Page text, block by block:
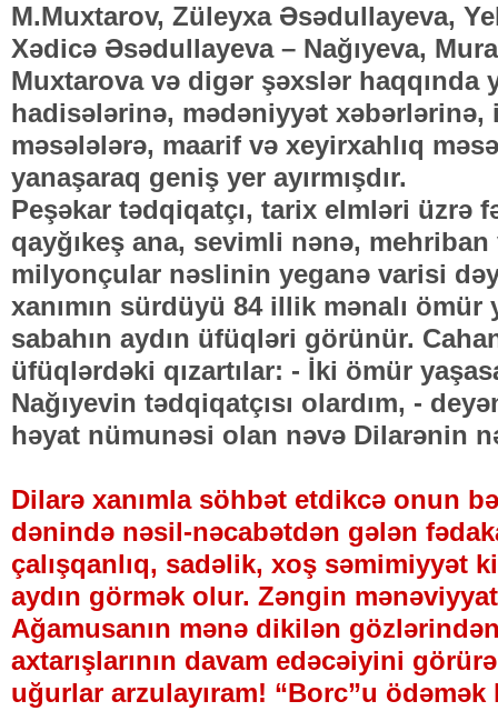
M.Muxtarov, Züleyxa Əsədullayeva,
Xədicə Əsədullayeva – Nağıyeva,
Muxtarova və digər şəxslər haqqında
hadisələrinə, mədəniyyət xəbərlərinə,
məsələlərə, maarif və xeyirxahlıq
yanaşaraq geniş yer ayırmışdır.
Peşəkar tədqiqatçı, tarix elmləri üzrə
qayğıkeş ana, sevimli nənə,
milyonçular nəslinin yeganə varisi
xanımın sürdüyü 84 illik mənalı
sabahın aydın üfüqləri görünür.
üfüqlərdəki qızartılar: - İki ömür
Nağıyevin tədqiqatçısı olardım, -
həyat nümunəsi olan nəvə Dilarənin
Dilarə xanımla söhbət etdikcə onun
dənində nəsil-nəcabətdən gələn
çalışqanlıq, sadəlik, xoş səmimiyyət
aydın görmək olur. Zəngin
Ağamusanın mənə dikilən
axtarışlarının davam edəcəiyini
uğurlar arzulayıram! “Borc”u